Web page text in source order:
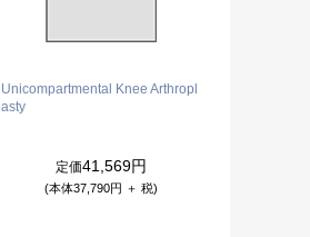
Unicompartmental Knee Arthropl
asty
定価41,569円
(本体37,790円 ＋ 税)